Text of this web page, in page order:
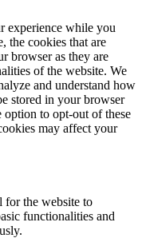
experience while you
the cookies that are
browser as they are
of the website. We
and understand how
stored in your browser
to opt-out of these
may affect your
for the website to
functionalities and